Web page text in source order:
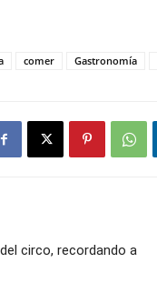
comer Gastronomía
circo, recordando a